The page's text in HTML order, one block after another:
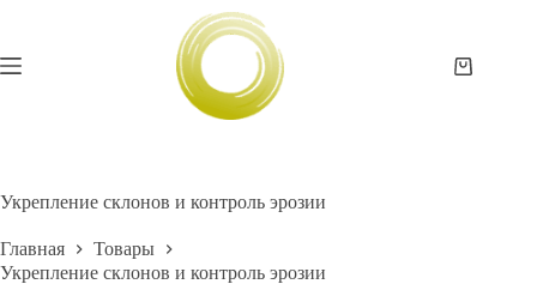
Корзина
Укрепление склонов и контроль эрозии
Главная
Товары
Укрепление склонов и контроль эрозии